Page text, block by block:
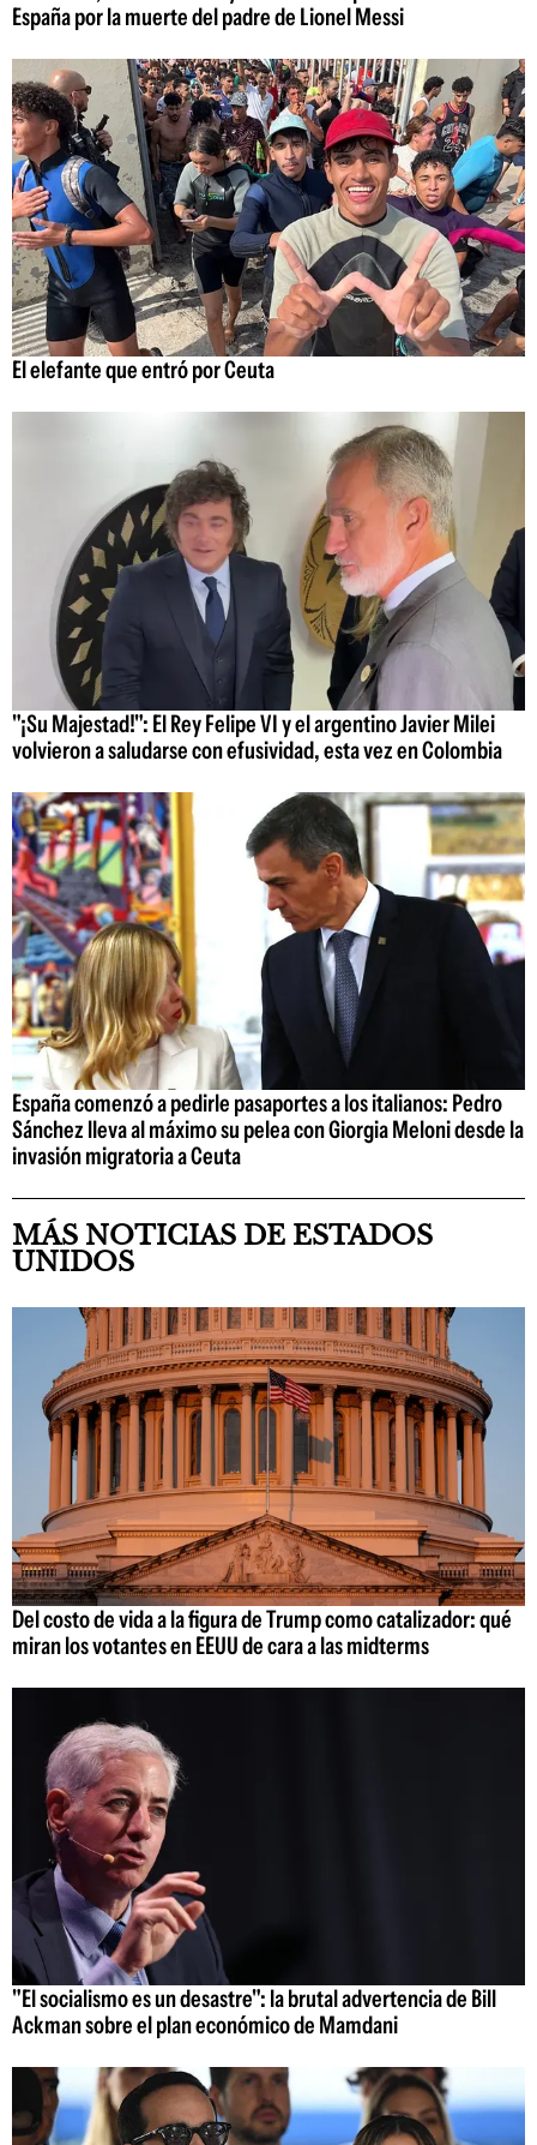
España por la muerte del padre de Lionel Messi
El elefante que entró por Ceuta
"¡Su Majestad!": El Rey Felipe VI y el argentino Javier Milei
volvieron a saludarse con efusividad, esta vez en Colombia
España comenzó a pedirle pasaportes a los italianos: Pedro
Sánchez lleva al máximo su pelea con Giorgia Meloni desde la
invasión migratoria a Ceuta
MÁS NOTICIAS DE ESTADOS
UNIDOS
Del costo de vida a la figura de Trump como catalizador: qué
miran los votantes en EEUU de cara a las midterms
"El socialismo es un desastre": la brutal advertencia de Bill
Ackman sobre el plan económico de Mamdani